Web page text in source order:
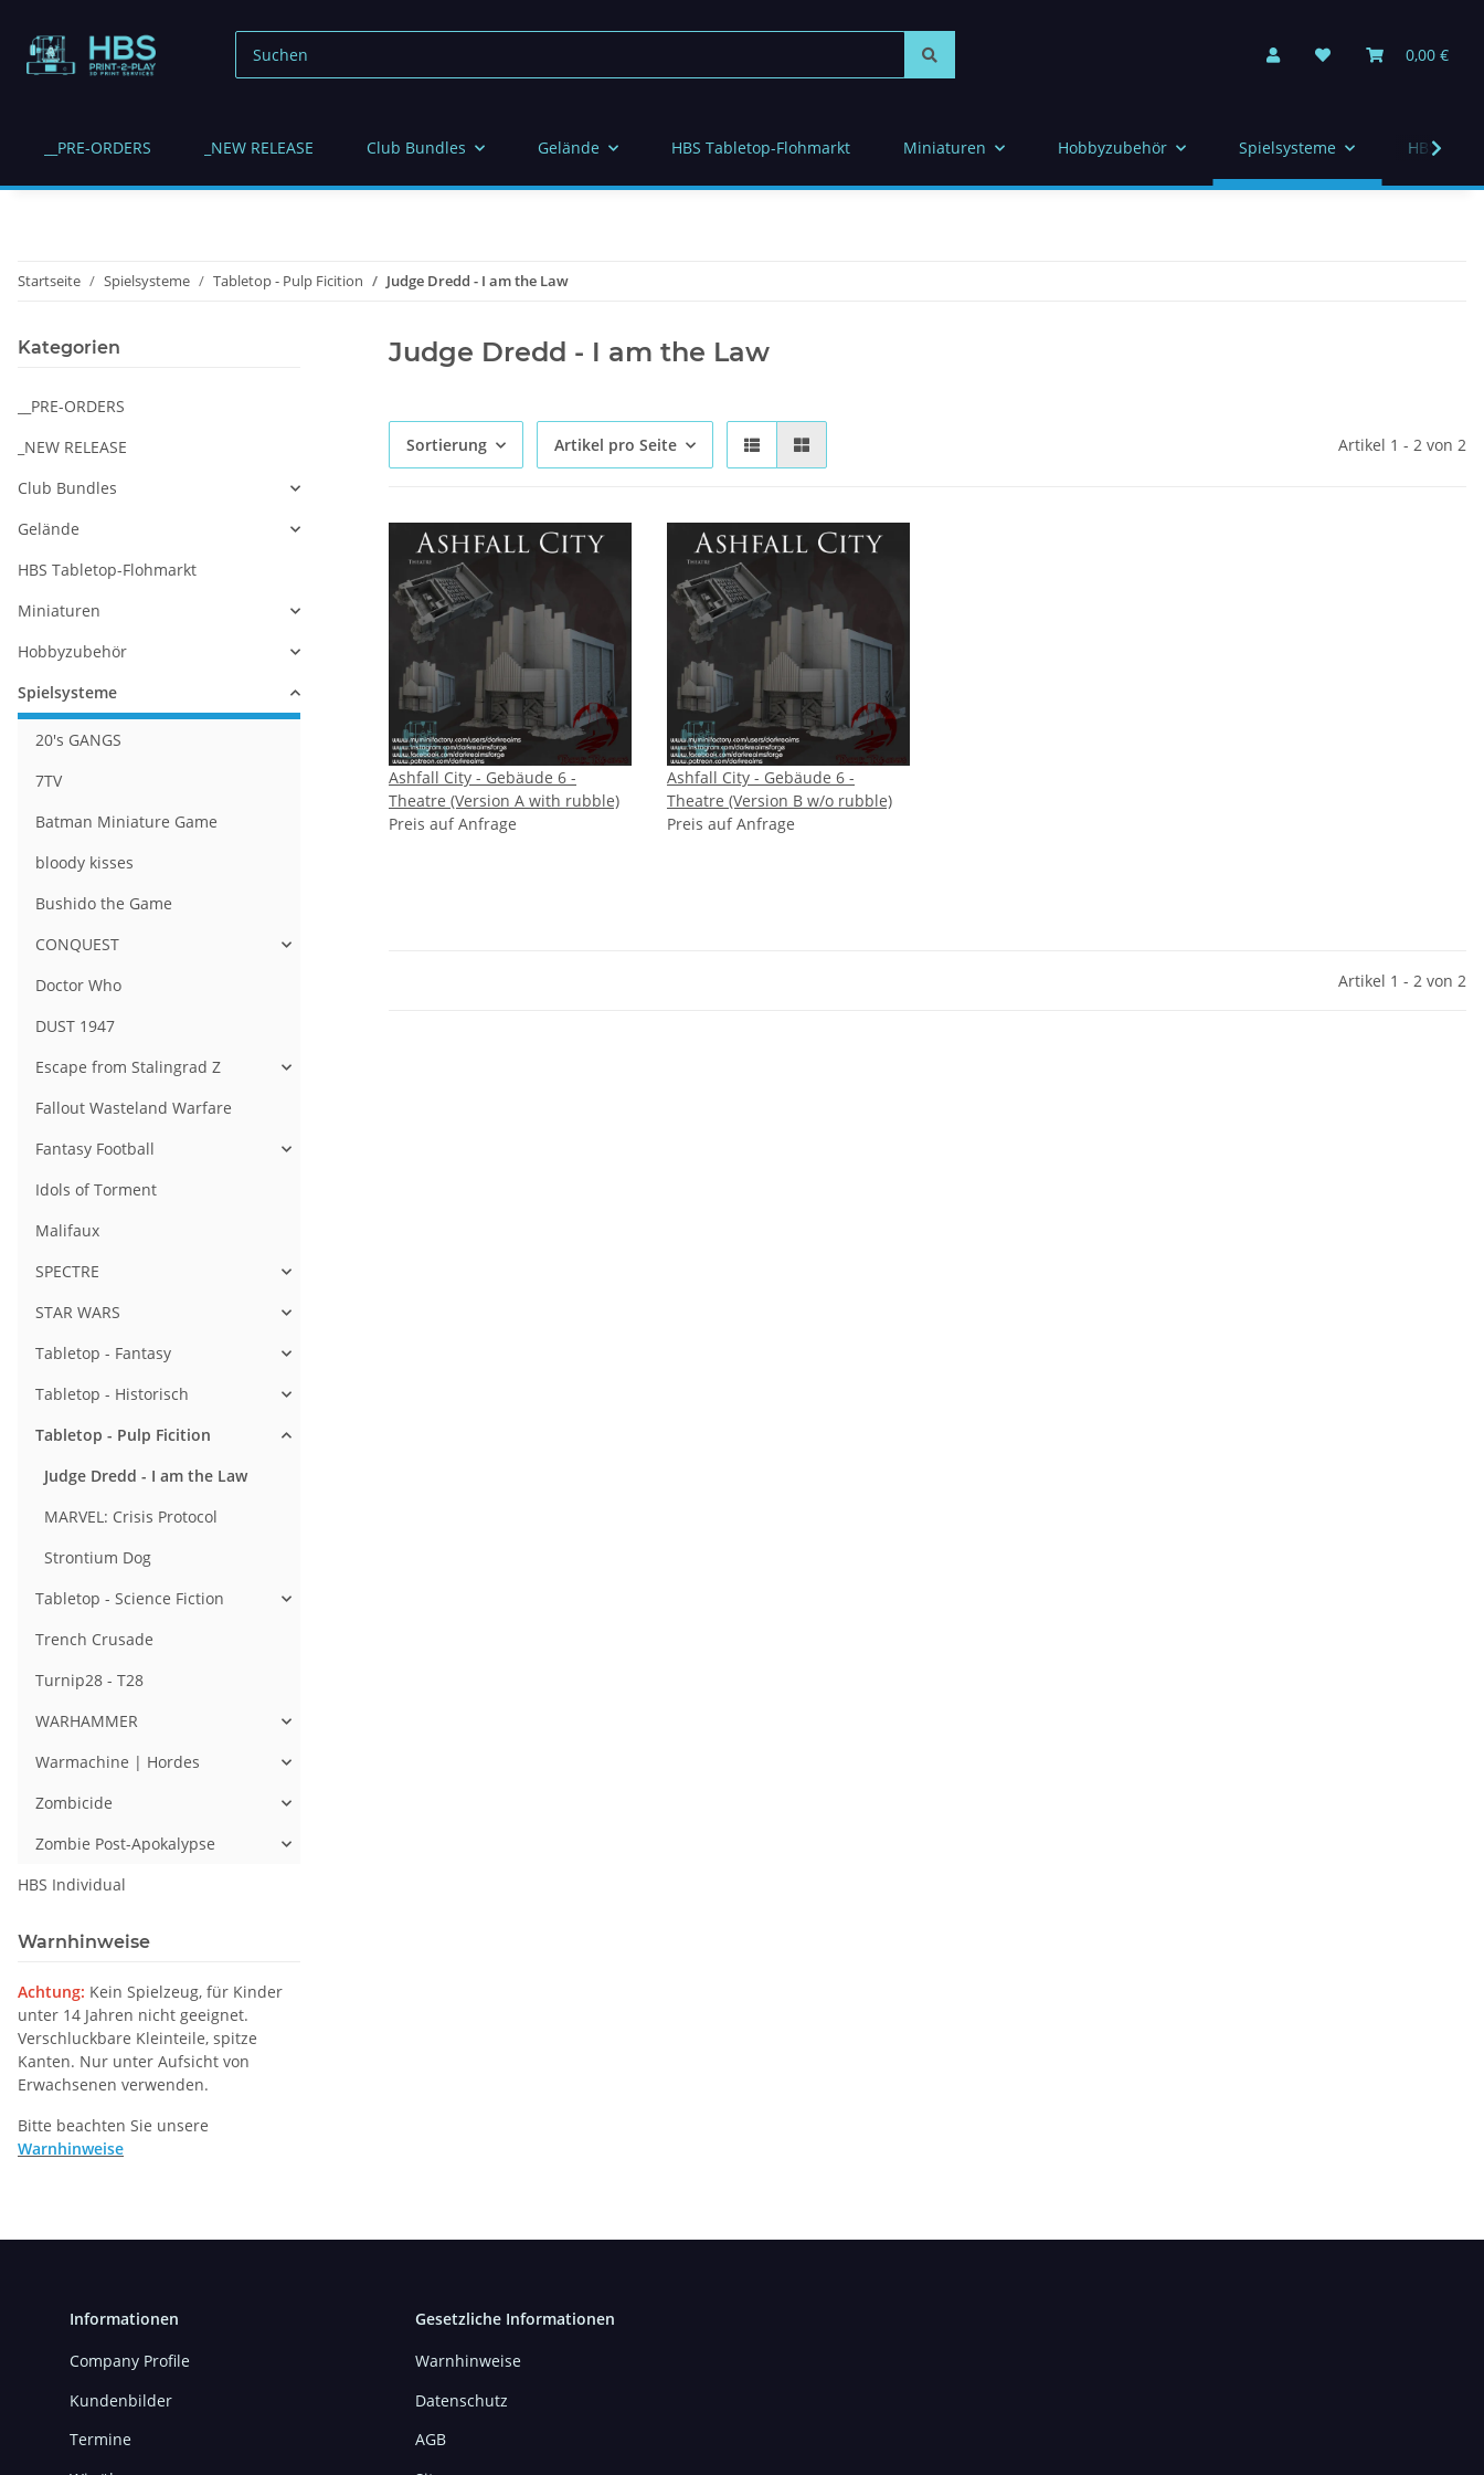
0,00 €
__PRE-ORDERS _NEW RELEASE Club Bundles Gelände HBS Tabletop-Flohmarkt Miniaturen Hobbyzubehör Spielsysteme HBS
Startseite Spielsysteme Tabletop - Pulp Ficition Judge Dredd - I am the Law
Judge Dredd - I am the Law
Sortierung Artikel pro Seite Artikel 1 - 2 von 2
Ashfall City - Gebäude 6 -
Theatre (Version A with rubble)
Preis auf Anfrage
Ashfall City - Gebäude 6 -
Theatre (Version B w/o rubble)
Preis auf Anfrage
Artikel 1 - 2 von 2
Kategorien
__PRE-ORDERS
_NEW RELEASE
Club Bundles
Gelände
HBS Tabletop-Flohmarkt
Miniaturen
Hobbyzubehör
Spielsysteme
20's GANGS
7TV
Batman Miniature Game
bloody kisses
Bushido the Game
CONQUEST
Doctor Who
DUST 1947
Escape from Stalingrad Z
Fallout Wasteland Warfare
Fantasy Football
Idols of Torment
Malifaux
SPECTRE
STAR WARS
Tabletop - Fantasy
Tabletop - Historisch
Tabletop - Pulp Ficition
Judge Dredd - I am the Law
MARVEL: Crisis Protocol
Strontium Dog
Tabletop - Science Fiction
Trench Crusade
Turnip28 - T28
WARHAMMER
Warmachine | Hordes
Zombicide
Zombie Post-Apokalypse
HBS Individual
Warnhinweise
Achtung: Kein Spielzeug, für Kinder
unter 14 Jahren nicht geeignet.
Verschluckbare Kleinteile, spitze
Kanten. Nur unter Aufsicht von
Erwachsenen verwenden.
Bitte beachten Sie unsere
Warnhinweise
Informationen
Company Profile
Kundenbilder
Termine
Gesetzliche Informationen
Warnhinweise
Datenschutz
AGB